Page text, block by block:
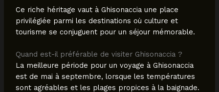
Ce riche héritage vaut à Ghisonaccia une place
privilégiée parmi les destinations où culture et
tourisme se conjuguent pour un séjour mémorable.
Quand est-il préférable de visiter Ghisonaccia ?
La meilleure période pour un voyage à Ghisonaccia
est de mai à septembre, lorsque les températures
sont agréables et les plages propices à la baignade.